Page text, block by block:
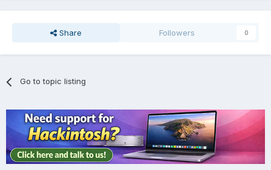
Share Followers 0
Go to topic listing